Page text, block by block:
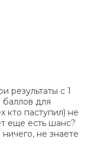
результаты с 1
баллов для
кто паступил) не
еще есть шанс?
не знаете